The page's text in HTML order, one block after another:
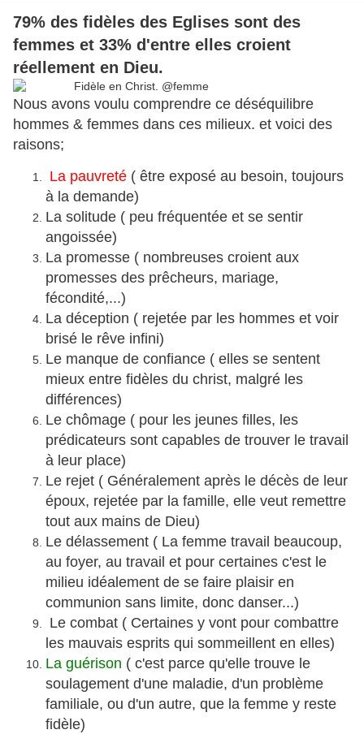
79% des fidèles des Eglises sont des
femmes et 33% d'entre elles croient
réellement en Dieu.
Nous avons voulu comprendre ce déséquilibre
hommes & femmes dans ces milieux. et voici des
raisons;
La pauvreté ( être exposé au besoin, toujours
à la demande)
La solitude ( peu fréquentée et se sentir
angoissée)
La promesse ( nombreuses croient aux
promesses des prêcheurs, mariage,
fécondité,...)
La déception ( rejetée par les hommes et voir
brisé le rêve infini)
Le manque de confiance ( elles se sentent
mieux entre fidèles du christ, malgré les
différences)
Le chômage ( pour les jeunes filles, les
prédicateurs sont capables de trouver le travail
à leur place)
Le rejet ( Généralement après le décès de leur
époux, rejetée par la famille, elle veut remettre
tout aux mains de Dieu)
Le délassement ( La femme travail beaucoup,
au foyer, au travail et pour certaines c'est le
milieu idéalement de se faire plaisir en
communion sans limite, donc danser...)
Le combat ( Certaines y vont pour combattre
les mauvais esprits qui sommeillent en elles)
La guérison ( c'est parce qu'elle trouve le
soulagement d'une maladie, d'un problème
familiale, ou d'un autre, que la femme y reste
fidèle)